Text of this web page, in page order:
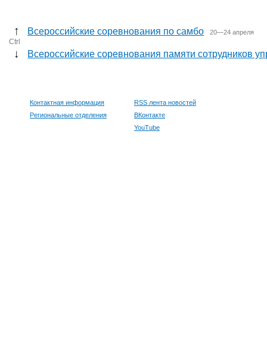
↑ Всероссийские соревнования по самбо 20—24 апреля
Ctrl
↓ Всероссийские соревнования памяти сотрудников
Контактная информация
Региональные отделения
RSS лента новостей
ВКонтакте
YouTube